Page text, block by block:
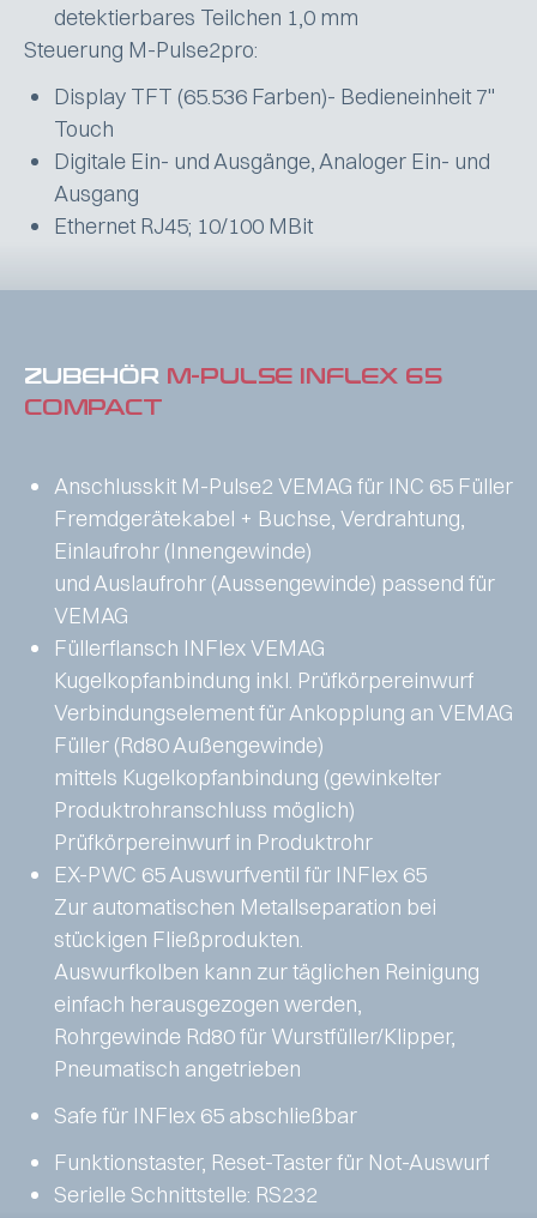
detektierbares Teilchen 1,0 mm
Steuerung M-Pulse2pro:
Display TFT (65.536 Farben)- Bedieneinheit 7"
Touch
Digitale Ein- und Ausgänge, Analoger Ein- und
Ausgang
Ethernet RJ45; 10/100 MBit
ZUBEHÖR M-PULSE INFLEX 65
COMPACT
Anschlusskit M-Pulse2 VEMAG für INC 65 Füller
Fremdgerätekabel + Buchse, Verdrahtung,
Einlaufrohr (Innengewinde)
und Auslaufrohr (Aussengewinde) passend für
VEMAG
Füllerflansch INFlex VEMAG
Kugelkopfanbindung inkl. Prüfkörpereinwurf
Verbindungselement für Ankopplung an VEMAG
Füller (Rd80 Außengewinde)
mittels Kugelkopfanbindung (gewinkelter
Produktrohranschluss möglich)
Prüfkörpereinwurf in Produktrohr
EX-PWC 65 Auswurfventil für INFlex 65
Zur automatischen Metallseparation bei
stückigen Fließprodukten.
Auswurfkolben kann zur täglichen Reinigung
einfach herausgezogen werden,
Rohrgewinde Rd80 für Wurstfüller/Klipper,
Pneumatisch angetrieben
Safe für INFlex 65 abschließbar
Funktionstaster, Reset-Taster für Not-Auswurf
Serielle Schnittstelle: RS232